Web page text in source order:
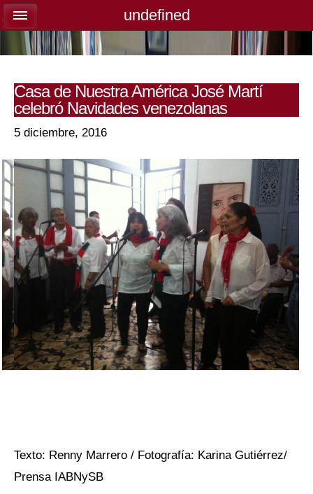
Casa de Nuestra América José Martí
celebró Navidades venezolanas
5 diciembre, 2016
Texto: Renny Marrero / Fotografía: Karina Gutiérrez/
Prensa IABNySB
undefined
undefined